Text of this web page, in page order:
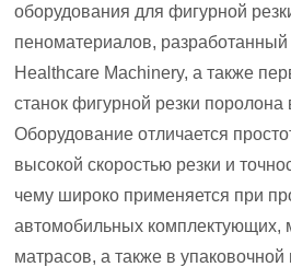
оборудования для фигурной
пеноматериалов,
Healthcare Machinery, а также
станок фигурной резки поролона
Оборудование отличается
высокой скоростью резки и
чему широко применяется при
автомобильных комплектующих,
матрасов, а также в упаковочной